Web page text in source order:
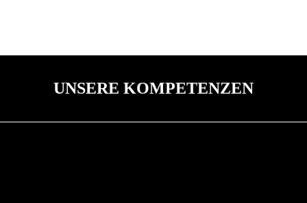
UNSERE KOMPETENZEN